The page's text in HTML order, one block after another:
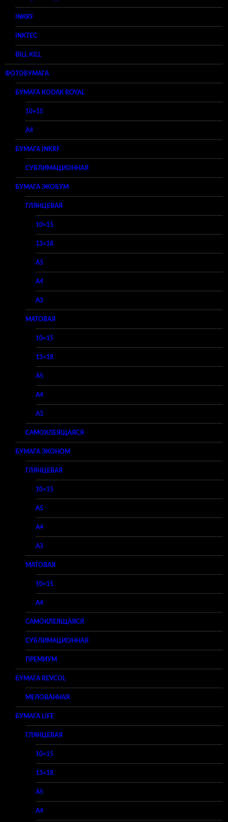
INKRF
INKTEC
BILL KILL
ФОТОБУМАГА
БУМАГА KODAK ROYAL
10×15
A4
БУМАГА INKRF
СУБЛИМАЦИОННАЯ
БУМАГА ЭКОБУМ
ГЛЯНЦЕВАЯ
10×15
13×18
A5
A4
A3
МАТОВАЯ
10×15
13×18
A5
A4
A3
САМОКЛЕЯЩАЯСЯ
БУМАГА ЭКОНОМ
ГЛЯНЦЕВАЯ
10×15
A5
A4
A3
МАТОВАЯ
10×15
A4
САМОКЛЕЯЩАЯСЯ
СУБЛИМАЦИОННАЯ
ПРЕМИУМ
БУМАГА REVCOL
МЕЛОВАННАЯ
БУМАГА LIFE
ГЛЯНЦЕВАЯ
10×15
13×18
A5
A4